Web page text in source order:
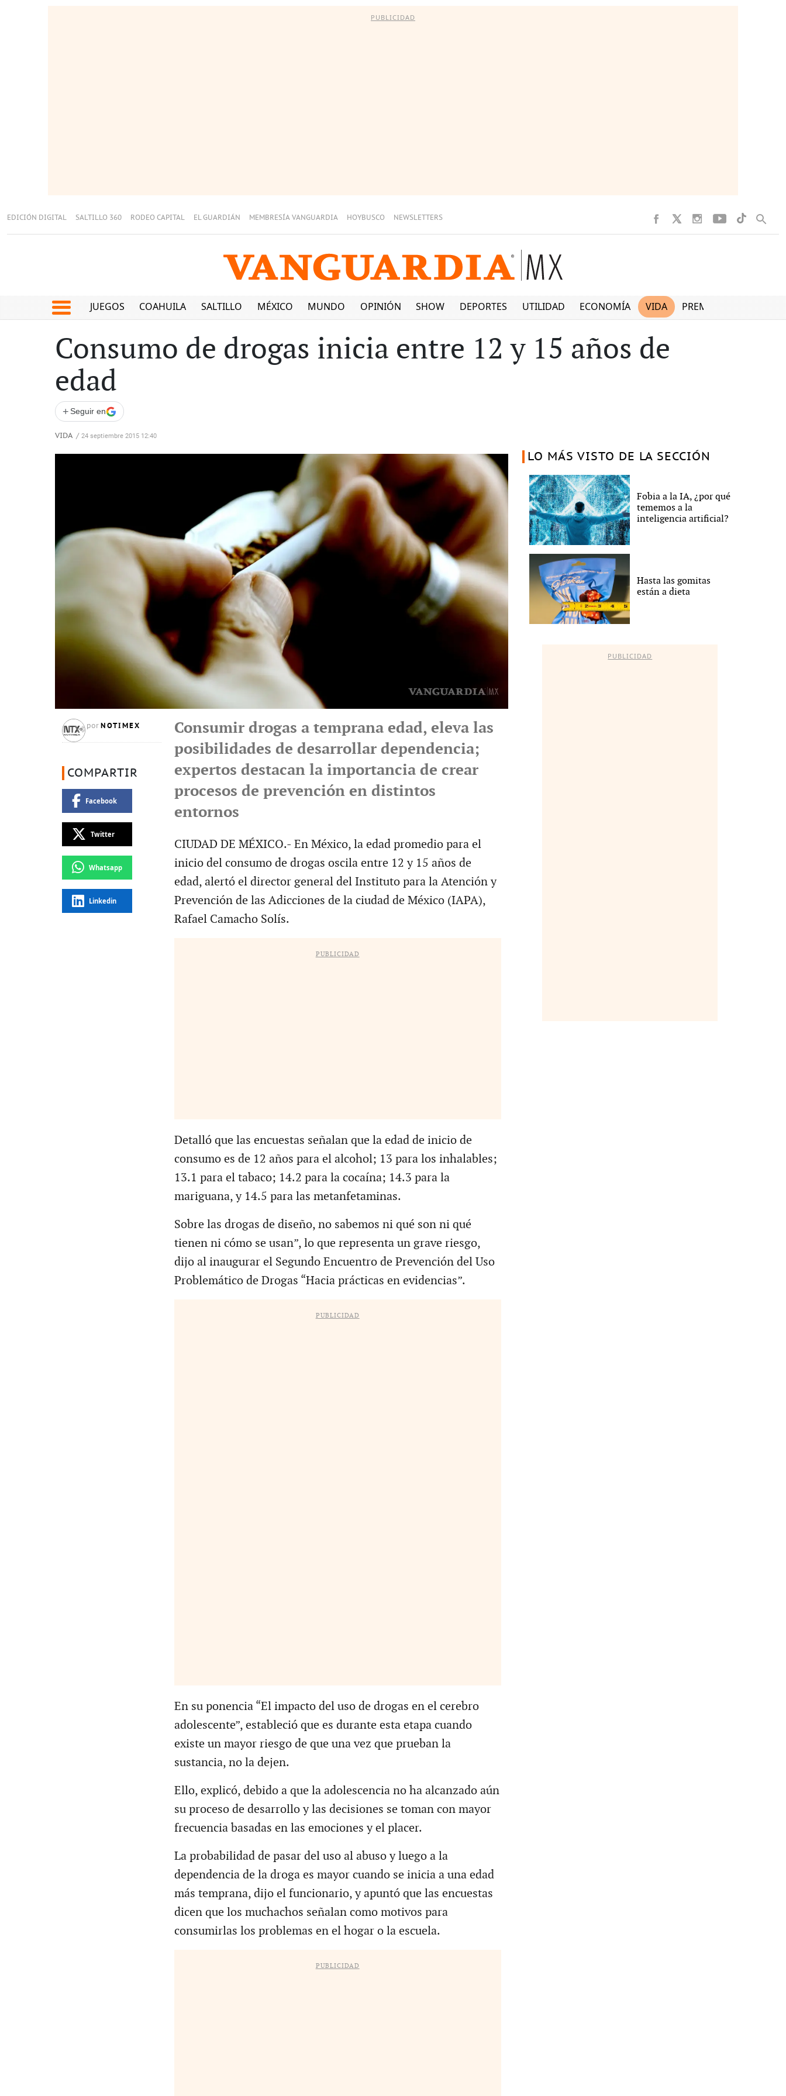
PUBLICIDAD
EDICIÓN DIGITAL SALTILLO 360 RODEO CAPITAL EL GUARDIÁN MEMBRESÍA VANGUARDIA HOYBUSCO NEWSLETTERS
JUEGOS COAHUILA SALTILLO MÉXICO MUNDO OPINIÓN SHOW DEPORTES UTILIDAD ECONOMÍA VIDA PREMIUM
Consumo de drogas inicia entre 12 y 15 años de
edad
+ Seguir en
VIDA / 24 septiembre 2015 12:40
por NOTIMEX
COMPARTIR
Facebook
Twitter
Whatsapp
Linkedin
Consumir drogas a temprana edad, eleva las
posibilidades de desarrollar dependencia;
expertos destacan la importancia de crear
procesos de prevención en distintos
entornos
CIUDAD DE MÉXICO.- En México, la edad promedio para el
inicio del consumo de drogas oscila entre 12 y 15 años de
edad, alertó el director general del Instituto para la Atención y
Prevención de las Adicciones de la ciudad de México (IAPA),
Rafael Camacho Solís.
PUBLICIDAD
Detalló que las encuestas señalan que la edad de inicio de
consumo es de 12 años para el alcohol; 13 para los inhalables;
13.1 para el tabaco; 14.2 para la cocaína; 14.3 para la
mariguana, y 14.5 para las metanfetaminas.
Sobre las drogas de diseño, no sabemos ni qué son ni qué
tienen ni cómo se usan”, lo que representa un grave riesgo,
dijo al inaugurar el Segundo Encuentro de Prevención del Uso
Problemático de Drogas “Hacia prácticas en evidencias”.
PUBLICIDAD
En su ponencia “El impacto del uso de drogas en el cerebro
adolescente”, estableció que es durante esta etapa cuando
existe un mayor riesgo de que una vez que prueban la
sustancia, no la dejen.
Ello, explicó, debido a que la adolescencia no ha alcanzado aún
su proceso de desarrollo y las decisiones se toman con mayor
frecuencia basadas en las emociones y el placer.
La probabilidad de pasar del uso al abuso y luego a la
dependencia de la droga es mayor cuando se inicia a una edad
más temprana, dijo el funcionario, y apuntó que las encuestas
dicen que los muchachos señalan como motivos para
consumirlas los problemas en el hogar o la escuela.
PUBLICIDAD
LO MÁS VISTO DE LA SECCIÓN
Fobia a la IA, ¿por qué
tememos a la
inteligencia artificial?
Hasta las gomitas
están a dieta
PUBLICIDAD